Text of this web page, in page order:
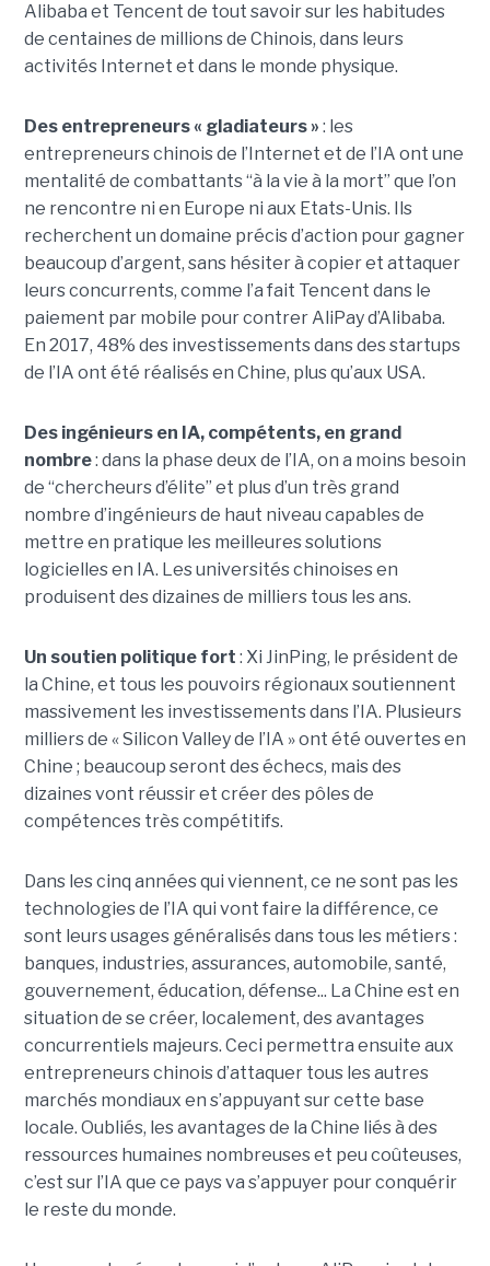
Alibaba et Tencent de tout savoir sur les habitudes
de centaines de millions de Chinois, dans leurs
activités Internet et dans le monde physique.
Des entrepreneurs « gladiateurs » : les
entrepreneurs chinois de l’Internet et de l’IA ont une
mentalité de combattants “à la vie à la mort” que l’on
ne rencontre ni en Europe ni aux Etats-Unis. Ils
recherchent un domaine précis d’action pour gagner
beaucoup d’argent, sans hésiter à copier et attaquer
leurs concurrents, comme l’a fait Tencent dans le
paiement par mobile pour contrer AliPay d’Alibaba.
En 2017, 48% des investissements dans des startups
de l’IA ont été réalisés en Chine, plus qu’aux USA.
Des ingénieurs en IA, compétents, en grand
nombre: dans la phase deux de l’IA, on a moins besoin
de “chercheurs d’élite” et plus d’un très grand
nombre d’ingénieurs de haut niveau capables de
mettre en pratique les meilleures solutions
logicielles en IA. Les universités chinoises en
produisent des dizaines de milliers tous les ans.
Un soutien politique fort : Xi JinPing, le président de
la Chine, et tous les pouvoirs régionaux soutiennent
massivement les investissements dans l’IA. Plusieurs
milliers de « Silicon Valley de l’IA » ont été ouvertes en
Chine ; beaucoup seront des échecs, mais des
dizaines vont réussir et créer des pôles de
compétences très compétitifs.
Dans les cinq années qui viennent, ce ne sont pas les
technologies de l’IA qui vont faire la différence, ce
sont leurs usages généralisés dans tous les métiers :
banques, industries, assurances, automobile, santé,
gouvernement, éducation, défense... La Chine est en
situation de se créer, localement, des avantages
concurrentiels majeurs. Ceci permettra ensuite aux
entrepreneurs chinois d’attaquer tous les autres
marchés mondiaux en s’appuyant sur cette base
locale. Oubliés, les avantages de la Chine liés à des
ressources humaines nombreuses et peu coûteuses,
c’est sur l’IA que ce pays va s’appuyer pour conquérir
le reste du monde.